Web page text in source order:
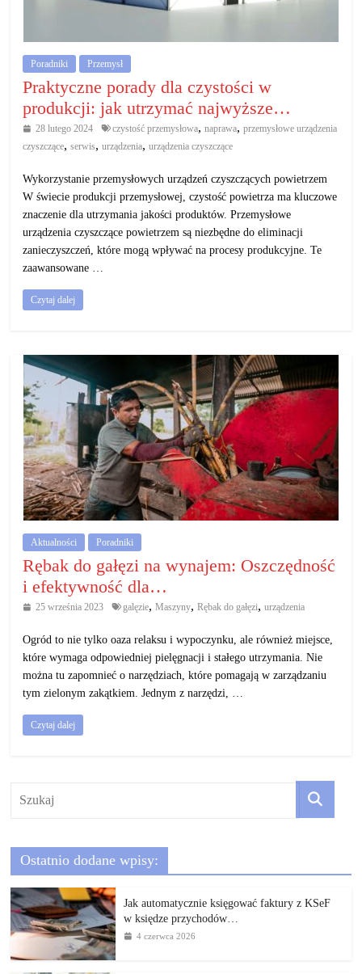
gospodarczą.
Porady
biznesowe
Poradniki Przemysł
Praktyczne porady dla czystości w
produkcji: jak utrzymać najwyższe…
28 lutego 2024 czystość przemysłowa, naprawa, przemysłowe urządzenia
czyszczące,serwis,urządzenia,urządzenia czyszczące
Wykorzystanie przemysłowych urządzeń czyszczących powietrzem
W świecie produkcji przemysłowej, czystość powietrza ma kluczowe
znaczenie dla utrzymania jakości produktów. Przemysłowe
urządzenia czyszczące powietrzem są niezbędne do eliminacji
zanieczyszczeń, które mogą wpływać na procesy produkcyjne. Te
zaawansowane …
Czytaj dalej
Aktualności Poradniki
Rębak do gałęzi na wynajem: Oszczędność
i efektywność dla…
25 września 2023 galęzie, Maszyny, Rębak do gałęzi, urządzenia
Ogród to nie tylko oaza relaksu i wypoczynku, ale również miejsce,
które wymaga odpowiedniej pielęgnacji i stałego utrzymania. Nie
można tu zapomnieć o narzędziach, które pomagają w zarządzaniu
tym zielonym zakątkiem. Jednym z narzędzi, …
Czytaj dalej
Ostatnio dodane wpisy:
Jak automatycznie księgować faktury z KSeF
w księdze przychodów…
4 czerwca 2026